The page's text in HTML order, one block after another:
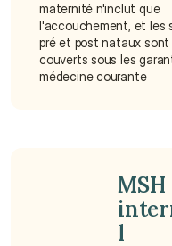
maternité n'inclut que
l'accouchement, et les
pré et post nataux sont
couverts sous les
médecine courante
MSH
l